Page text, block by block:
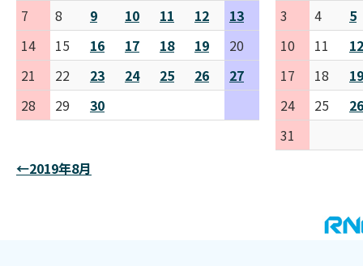
7
8 9 10 11 12
13
14
15 16 17 18 19
20
21
22 23 24 25 26
27
28
29 30
3 4
5
10
11
12
17
18
19
24
25
26
31
←2019年8月